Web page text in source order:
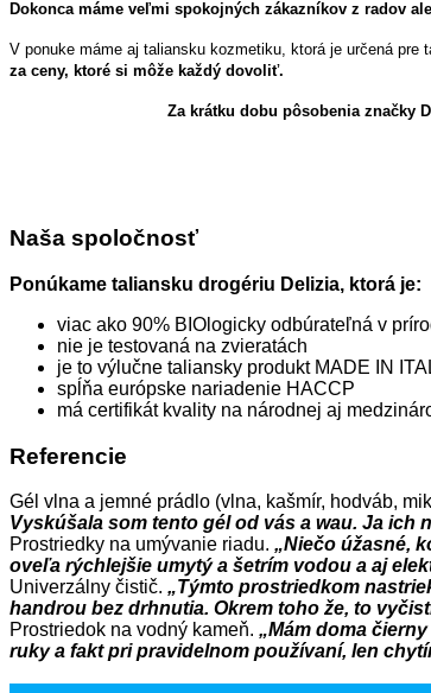
Dokonca máme veľmi spokojných zákazníkov z radov
V ponuke máme aj taliansku kozmetiku, ktorá je určená
za ceny, ktoré si môže každý dovoliť.
Za krátku dobu pôsobenia značky
Naša spoločnosť
Ponúkame taliansku drogériu Delizia, ktorá je:
viac ako 90% BIOlogicky odbúrateľná v
nie je testovaná na zvieratách
je to výlučne taliansky produkt MADE IN
spĺňa európske nariadenie HACCP
má certifikát kvality na národnej aj
Referencie
Gél vlna a jemné prádlo (vlna, kašmír, hodváb,
Vyskúšala som tento gél od vás a wau. Ja ich
Prostriedky na umývanie riadu. „Niečo úžasné,
oveľa rýchlejšie umytý a šetrím vodou a aj
Univerzálny čistič. „Týmto prostriedkom
handrou bez drhnutia. Okrem toho že, to
Prostriedok na vodný kameň. „Mám doma
ruky a fakt pri pravidelnom používaní, len